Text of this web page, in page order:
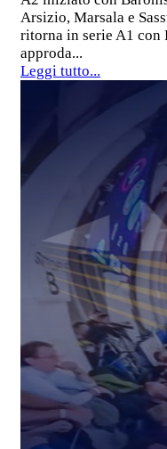
Arsizio, Marsala e
ritorna in serie A1 con
approda...
Leggi tutto...